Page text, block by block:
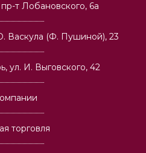
т Лобановского, 6а
Васкула (Ф. Пушиной), 23
ул. И. Выговского, 42
торговля